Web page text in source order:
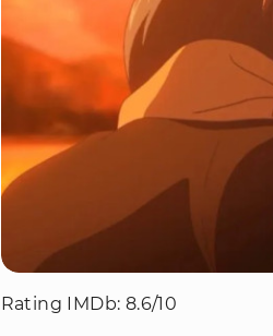
Rating IMDb: 8.6/10